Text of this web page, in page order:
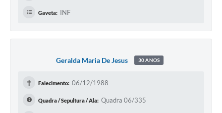
Gaveta: INF
Geralda Maria De Jesus 30 ANOS
✝ Falecimento: 06/12/1988
Quadra / Sepultura / Ala: Quadra 06/335